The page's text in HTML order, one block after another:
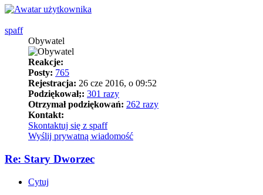
spaff
Obywatel
Reakcje:
Posty: 765
Rejestracja: 26 cze 2016, o 09:52
Podziękował;: 301 razy
Otrzymał podziękowań: 262 razy
Kontakt:
Skontaktuj się z spaff
Wyślij prywatną wiadomość
Re: Stary Dworzec
Cytuj